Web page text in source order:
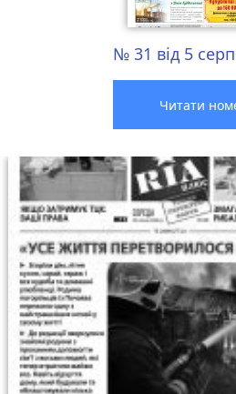
№ 31 від 5
Читати